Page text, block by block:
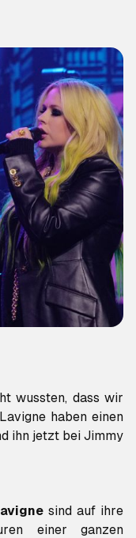
wussten, dass wir
haben einen
ihn jetzt bei Jimmy
sind auf ihre
einer ganzen